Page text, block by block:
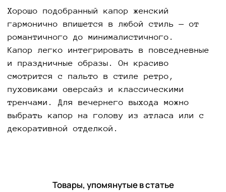
Хорошо подобранный капор женский
гармонично впишется в любой стиль — от
романтичного до минималистичного.
Капор легко интегрировать в повседневные
и праздничные образы. Он красиво
смотрится с пальто в стиле ретро,
пуховиками оверсайз и классическими
тренчами. Для вечернего выхода можно
выбрать капор на голову из атласа или с
декоративной отделкой.
Товары, упомянутые в статье